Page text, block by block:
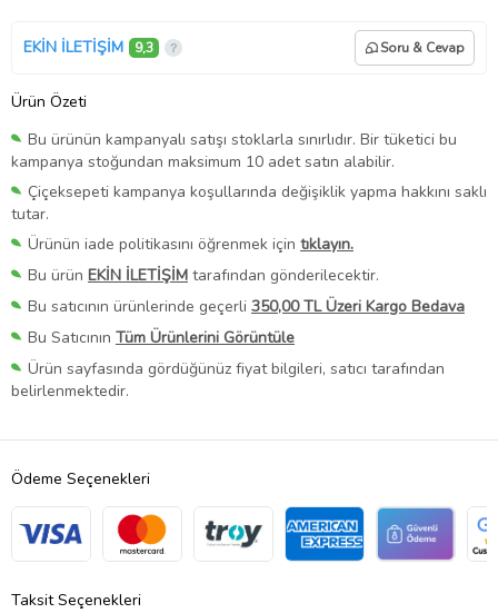
EKİN İLETİŞİM 9,3 Soru & Cevap
Ürün Özeti
Bu ürünün kampanyalı satışı stoklarla sınırlıdır. Bir tüketici bu
kampanya stoğundan maksimum 10 adet satın alabilir.
Çiçeksepeti kampanya koşullarında değişiklik yapma hakkını saklı
tutar.
Ürünün iade politikasını öğrenmek için tıklayın.
Bu ürün EKİN İLETİŞİM tarafından gönderilecektir.
Bu satıcının ürünlerinde geçerli 350,00 TL Üzeri Kargo Bedava
Bu Satıcının Tüm Ürünlerini Görüntüle
Ürün sayfasında gördüğünüz fiyat bilgileri, satıcı tarafından
belirlenmektedir.
Ödeme Seçenekleri
Taksit Seçenekleri